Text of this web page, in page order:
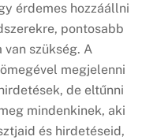
érdemes hozzáállni
pontosabb
szükség. A
megjelenni
de eltűnni
mindenkinek, aki
és hirdetéseid,